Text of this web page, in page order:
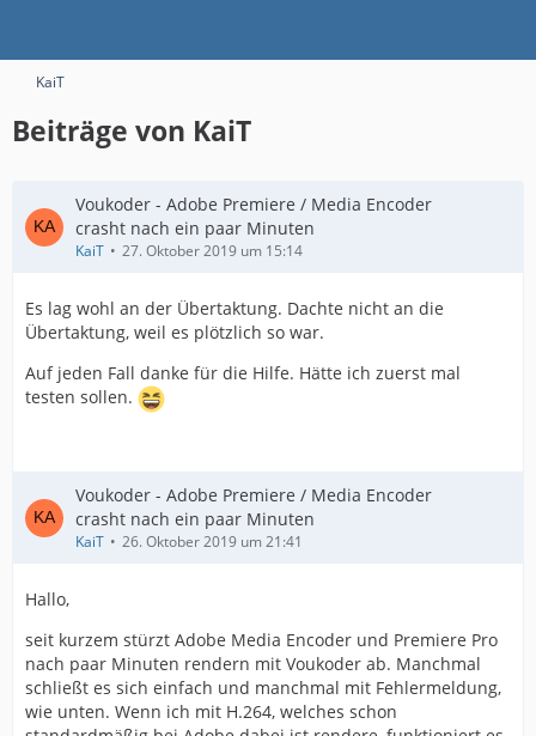
KaiT
Beiträge von KaiT
Voukoder - Adobe Premiere / Media Encoder
crasht nach ein paar Minuten
KaiT 27. Oktober 2019 um 15:14
Es lag wohl an der Übertaktung. Dachte nicht an die
Übertaktung, weil es plötzlich so war.
Auf jeden Fall danke für die Hilfe. Hätte ich zuerst mal
testen sollen.
Voukoder - Adobe Premiere / Media Encoder
crasht nach ein paar Minuten
KaiT 26. Oktober 2019 um 21:41
Hallo,
seit kurzem stürzt Adobe Media Encoder und Premiere Pro
nach paar Minuten rendern mit Voukoder ab. Manchmal
schließt es sich einfach und manchmal mit Fehlermeldung,
wie unten. Wenn ich mit H.264, welches schon